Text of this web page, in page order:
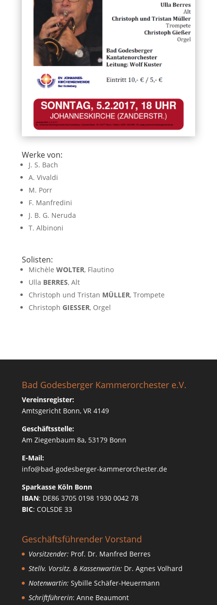
Werke von:
J. S. Bach
A. Vivaldi
M. Porr
F. Manfredini
J. B. G. Neruda
T. Albinoni
Solisten:
Michèle WOLTER, Flautino
Ulla BERRES, Alt
Christoph und Tristan MÜLLER, Trompete
Christoph GIESSER, Orgel
Bad Godesberger Kammerorchester e.V.
Vereinsregister:
Amtsgericht Bonn, VR 4149
Geschäftsstelle:
Am Ziegenbaum 8a, 53179 Bonn
E-Mail:
info@bad-godesberger-kammerorchester.de
Sparkasse Köln Bonn
IBAN: DE86 3705 0198 1930 0042 78
BIC: COLSDE 33
Geschäftsführender Vorstand
Vorsitzender: Prof. Dr. Manfred Berres
Stellv. Vorsitz. & Kassenwartin: Dr. Agnes Volhard
Notenwartin: Sybille Schäfer-Heuermann
Schriftführerin: Anne Beaumont